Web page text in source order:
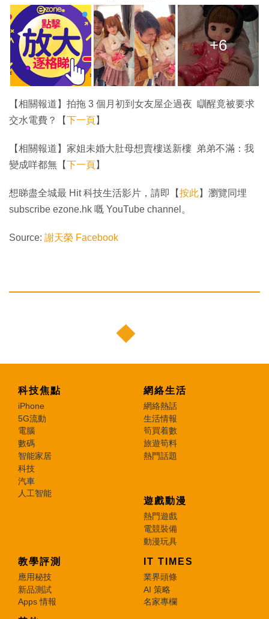
+6
【相關報道】拍拖 3 個月初到女友屋企過夜 瞓醒竟被要求
交水電費？【下一頁】
【相關報道】家姐未婚大肚母想賣樓送新樓 弟弟不滿：我
變成咩都無【下一頁】
想睇盡全城最 Hit 科技生活影片，請即【按此】瀏覽同埋
subscribe ezone.hk 嘅 YouTube channel。
Source: 謝天榮 Facebook
科技焦點
iPhone
5G流動
電腦
數碼
智能家居
科技
汽車
人工智能
網絡生活
網絡熱話
生活情報
筍買着數
旅遊筍料
熱門話題
遊戲動漫
熱門遊戲
電競裝備
動漫玩具
教學評測
應用秘技
新品測試
Apps 情報
IT TIMES
業界頭條
AI 策略
名家專欄